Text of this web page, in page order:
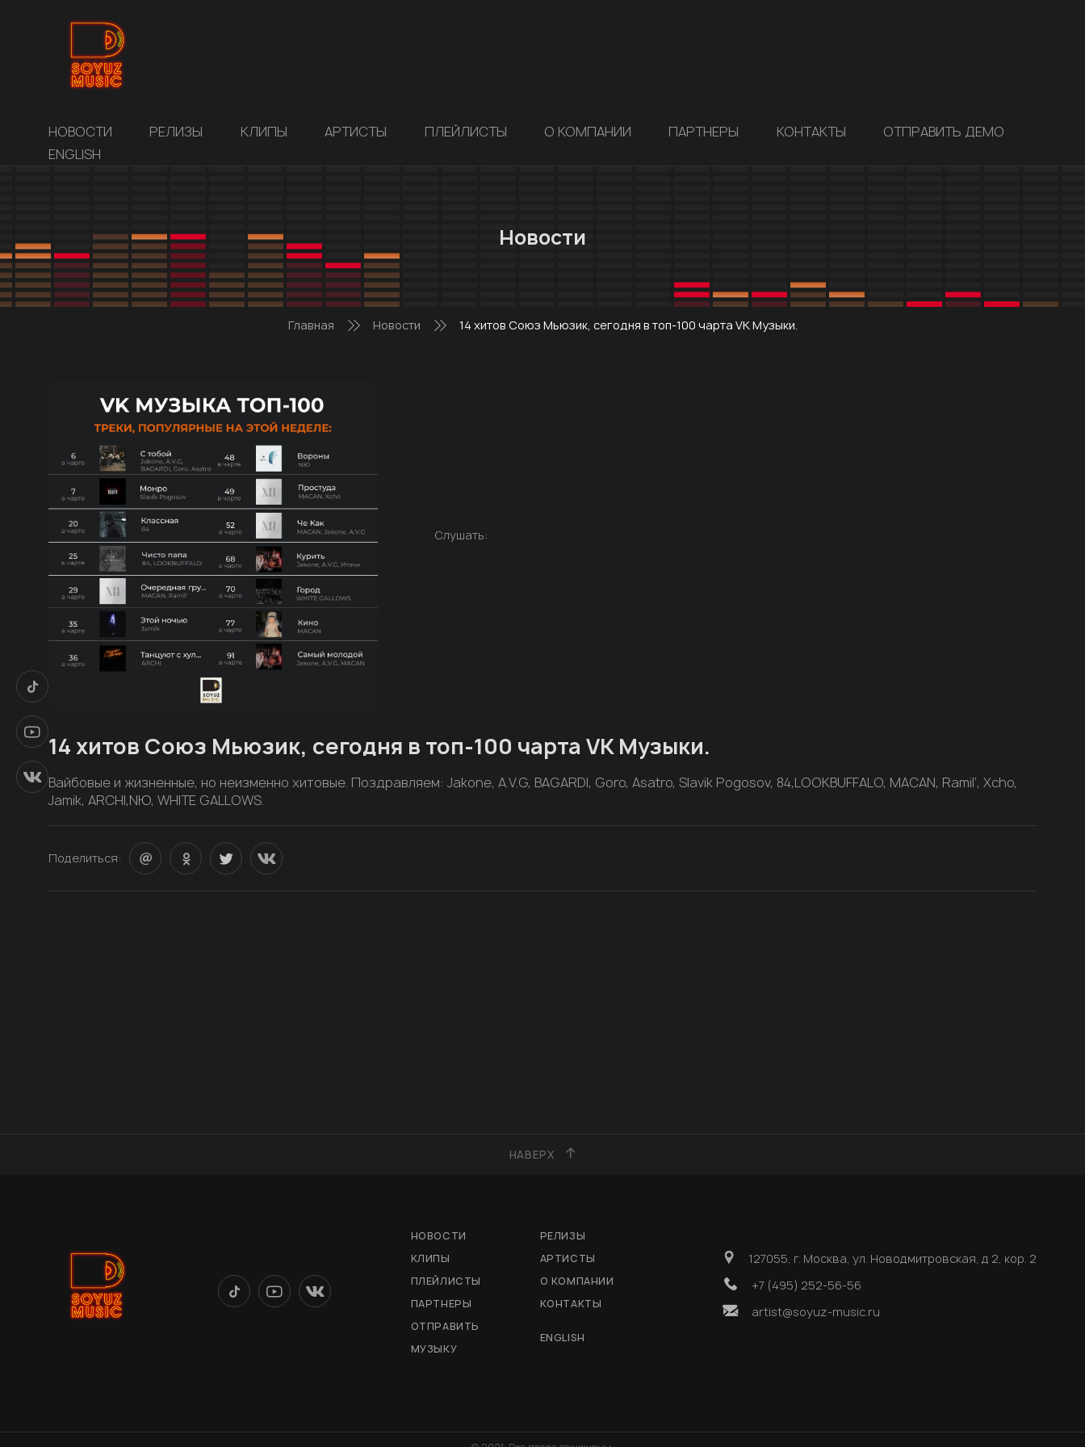
НОВОСТИ РЕЛИЗЫ КЛИПЫ АРТИСТЫ ПЛЕЙЛИСТЫ О КОМПАНИИ ПАРТНЕРЫ КОНТАКТЫ
ОТПРАВИТЬ ДЕМО
ENGLISH
Новости
Главная Новости 14 хитов Союз Мьюзик, сегодня в топ-100 чарта VK Музыки.
Слушать:
14 хитов Союз Мьюзик, сегодня в топ-100 чарта VK Музыки.
Вайбовые и жизненные, но неизменно хитовые. Поздравляем: Jakone, A.V.G, BAGARDI, Goro, Asatro, Slavik Pogosov, 84,LOOKBUFFALO, MACAN, Ramil’, Xcho,
Jamik, ARCHI,NЮ, WHITE GALLOWS.
Поделиться:
НАВЕРХ
НОВОСТИ
РЕЛИЗЫ
КЛИПЫ
АРТИСТЫ
ПЛЕЙЛИСТЫ
О КОМПАНИИ
ПАРТНЕРЫ
КОНТАКТЫ
ОТПРАВИТЬ
МУЗЫКУ
ENGLISH
127055, г. Москва, ул. Новодмитровская, д 2, кор. 2
+7 (495) 252-56-56
artist@soyuz-music.ru